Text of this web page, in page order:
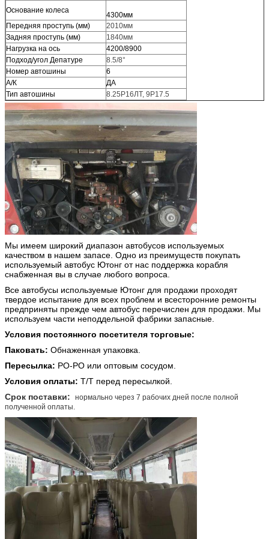
Основание колеса
4300мм
Передняя проступь (мм)
2010мм
Задняя проступь (мм)
1840мм
Нагрузка на ось
4200/8900
Подход/угол Депатуре
8.5/8°
Номер автошины
6
А/К
ДА
Тип автошины
8.25Р16ЛТ, 9Р17.5
Мы имеем широкий диапазон автобусов используемых
качеством в нашем запасе. Одно из преимуществ покупать
используемый автобус Ютонг от нас поддержка корабля
снабженная вы в случае любого вопроса.
Все автобусы используемые Ютонг для продажи проходят
твердое испытание для всех проблем и всесторонние ремонты
предприняты прежде чем автобус перечислен для продажи. Мы
используем части неподдельной фабрики запасные.
Условия постоянного посетителя торговые:
Паковать: Обнаженная упаковка.
Пересылка: РО-РО или оптовым сосудом.
Условия оплаты: Т/Т перед пересылкой.
Срок поставки: нормально через 7 рабочих дней после полной
полученной оплаты.